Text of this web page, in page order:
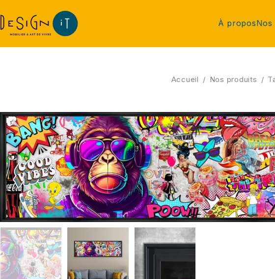
À proposNos
Accueil / Nos produits /